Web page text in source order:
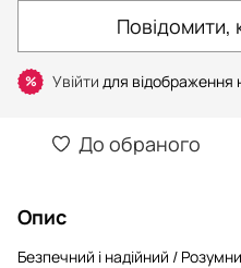
Повідомити,
% Увійти для відображення
До обраного
Опис
Безпечний і надійний /